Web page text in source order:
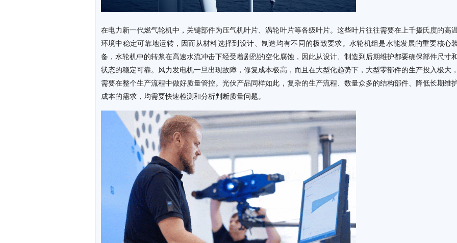
在电力新一代燃气轮机中，关键部件为压气机叶片、涡轮叶片等各级叶片。这些叶片往往需要在上千摄氏度的高
环境中稳定可靠地运转，因而从材料选择到设计、制造均有不同的极致要求。水轮机组是水能发展的重要核心
备，水轮机中的转浆在高速水流冲击下经受着剧烈的空化腐蚀，因此从设计、制造到后期维护都要确保部件尺寸和
状态的稳定可靠。风力发电机一旦出现故障，修复成本极高，而且在大型化趋势下，大型零部件的生产投入极大，
需要在整个生产流程中做好质量管控。光伏产品同样如此，复杂的生产流程、数量众多的结构部件、降低长期维
成本的需求，均需要快速检测和分析判断质量问题。